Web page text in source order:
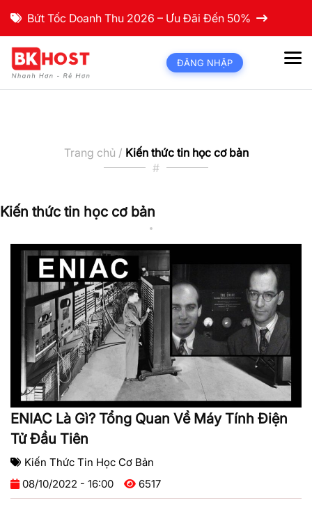
Bứt Tốc Doanh Thu 2026 – Ưu Đãi Đến 50%
ĐĂNG NHẬP
Trang chủ / Kiến thức tin học cơ bản
#
Kiến thức tin học cơ bản
ENIAC Là Gì? Tổng Quan Về Máy Tính Điện
Tử Đầu Tiên
Kiến Thức Tin Học Cơ Bản
08/10/2022 - 16:00
6517